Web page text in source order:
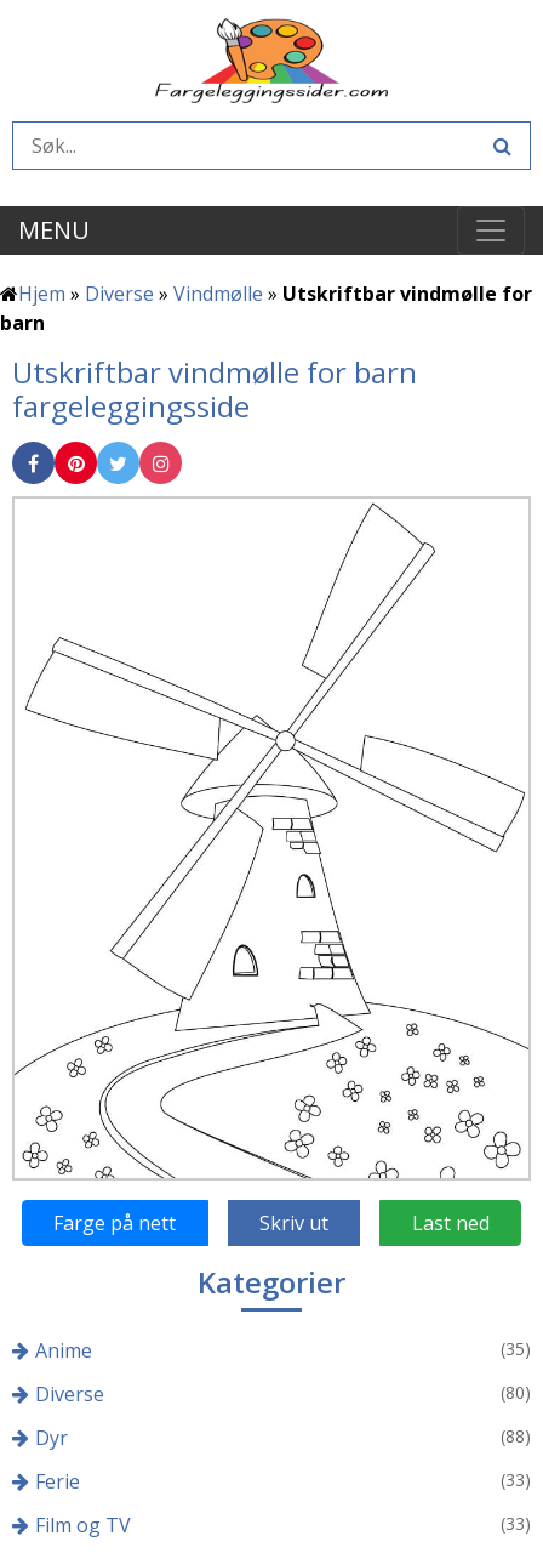
MENU
Hjem » Diverse » Vindmølle » Utskriftbar vindmølle for
barn
Utskriftbar vindmølle for barn
fargeleggingsside
Farge på nett Skriv ut Last ned
Kategorier
Anime (35)
Diverse (80)
Dyr (88)
Ferie (33)
Film og TV (33)